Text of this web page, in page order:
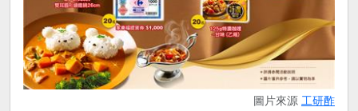
圖片來源 工研酢